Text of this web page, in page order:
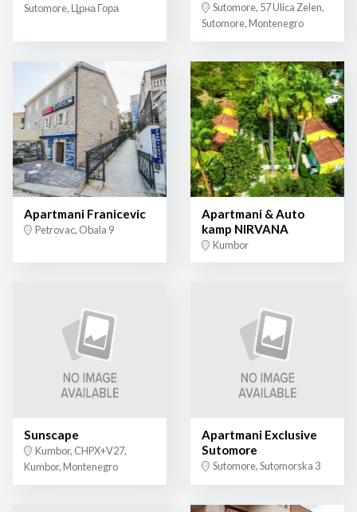
Sutomore, Црна Гора
Sutomore, 57 Ulica Zelen,
Sutomore, Montenegro
Apartmani Franicevic
Petrovac, Obala 9
Apartmani & Auto
kamp NIRVANA
Kumbor
Sunscape
Kumbor, CHPX+V27,
Kumbor, Montenegro
Apartmani Exclusive
Sutomore
Sutomore, Sutomorska 3